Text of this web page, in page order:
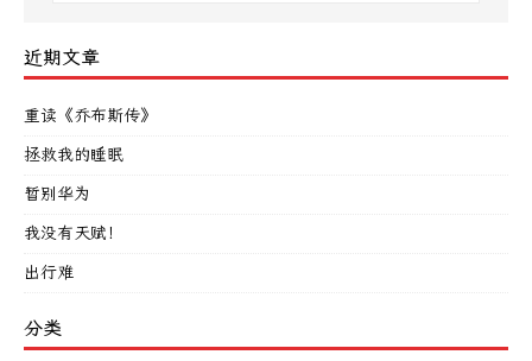
近期文章
重读《乔布斯传》
拯救我的睡眠
暂别华为
我没有天赋！
出行难
分类